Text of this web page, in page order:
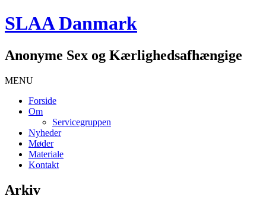
SLAA Danmark
Anonyme Sex og Kærlighedsafhængige
MENU
Forside
Om
Servicegruppen
Nyheder
Møder
Materiale
Kontakt
Arkiv